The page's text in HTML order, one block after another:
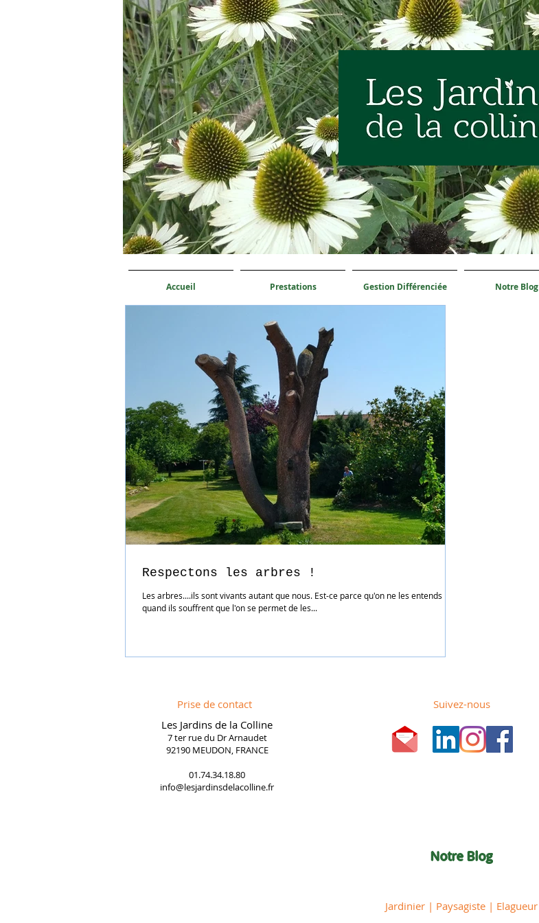
Accueil Prestations Gestion Différenciée Notre Blog
Respectons les arbres !
Les arbres....ils sont vivants autant que nous. Est-ce parce qu'on ne les entends pas
quand ils souffrent que l'on se permet de les...
Prise de contact
Les Jardins de la Colline
7 ter rue du Dr Arnaudet
92190 MEUDON, FRANCE
01.74.34.18.80
info@lesjardinsdelacolline.fr
Suivez-nous
Notre Blog
Jardinier | Paysagiste | Elagueur